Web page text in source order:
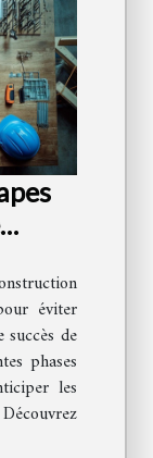
éviter
de
phases
les